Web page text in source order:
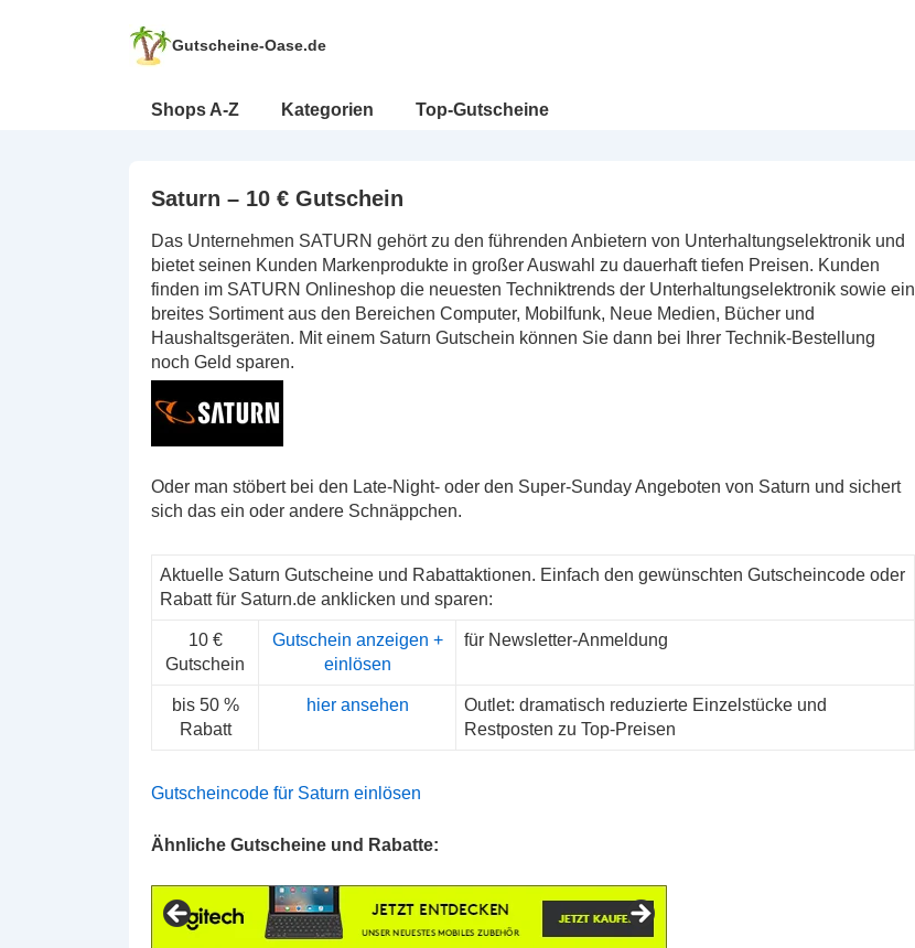
Gutscheine-Oase.de
Hauptnavigation
Shops A-Z Kategorien Top-Gutscheine
Saturn – 10 € Gutschein
Das Unternehmen SATURN gehört zu den führenden Anbietern von Unterhaltungselektronik und
bietet seinen Kunden Markenprodukte in großer Auswahl zu dauerhaft tiefen Preisen. Kunden
finden im SATURN Onlineshop die neuesten Techniktrends der Unterhaltungselektronik sowie ein
breites Sortiment aus den Bereichen Computer, Mobilfunk, Neue Medien, Bücher und
Haushaltsgeräten. Mit einem Saturn Gutschein können Sie dann bei Ihrer Technik-Bestellung
noch Geld sparen.
Oder man stöbert bei den Late-Night- oder den Super-Sunday Angeboten von Saturn und sichert
sich das ein oder andere Schnäppchen.
Aktuelle Saturn Gutscheine und Rabattaktionen. Einfach den gewünschten Gutscheincode oder
Rabatt für Saturn.de anklicken und sparen:
10 €
Gutschein
Gutschein anzeigen +
einlösen
für Newsletter-Anmeldung
bis 50 %
Rabatt
hier ansehen
Outlet: dramatisch reduzierte Einzelstücke und
Restposten zu Top-Preisen
Gutscheincode für Saturn einlösen
Ähnliche Gutscheine und Rabatte: